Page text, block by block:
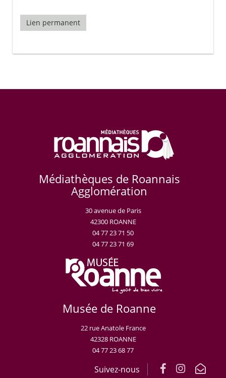
Lien permanent
Médiathèques de Roannais
Agglomération
30 avenue de Paris
42300 ROANNE
04 77 23 71 50
04 77 23 71 69
Musée de Roanne
22 rue Anatole France
42328 ROANNE
04 77 23 68 77
Suivez-nous